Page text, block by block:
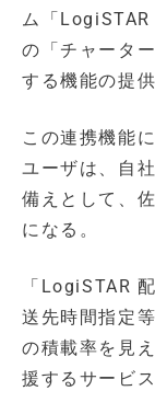
ム「
の「チャータ
する機能の提
この連携機能
ユーザは、自
備えとして、
になる。
「LogiSTAR
送先時間指定
の積載率を見
援するサービス